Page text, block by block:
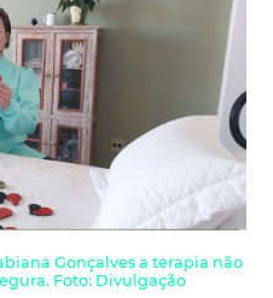
Gonçalves a terapia não
Foto: Divulgação